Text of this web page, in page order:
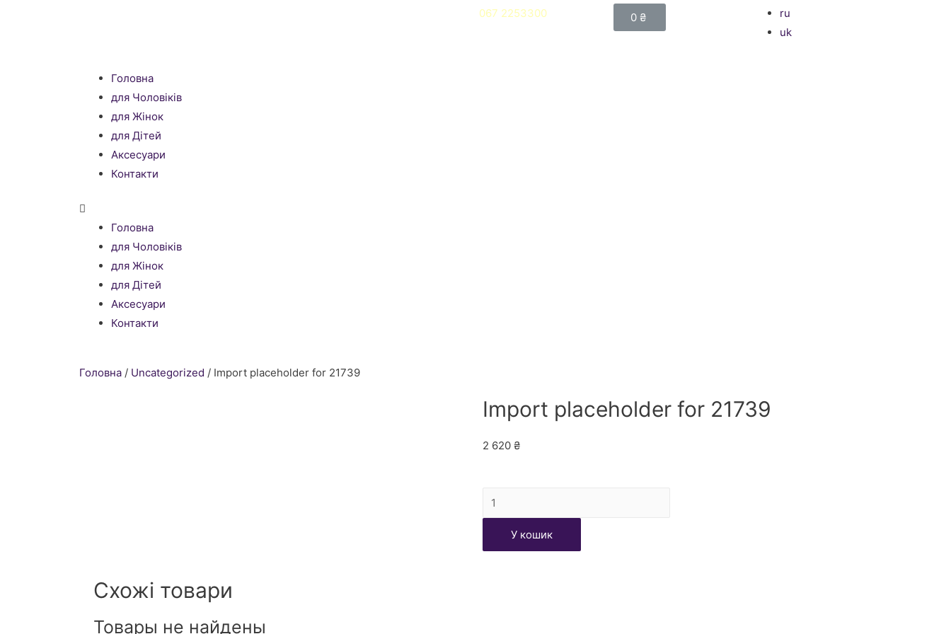
067 2253300 0 ₴
ru
uk
Головна
для Чоловіків
для Жінок
для Дітей
Аксесуари
Контакти
Головна
для Чоловіків
для Жінок
для Дітей
Аксесуари
Контакти
Головна / Uncategorized / Import placeholder for 21739
Import placeholder for 21739
2 620 ₴
У кошик
Схожі товари
Товары не найдены